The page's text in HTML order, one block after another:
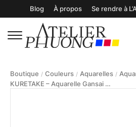
Blog À propos Se rendre à
Boutique / Couleurs / Aquarelles /
KURETAKE – Aquarelle Gansai Tambi